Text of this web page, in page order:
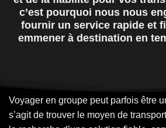
c’est pourquoi nous nous
fournir un service rapide et
emmener à destination en
Voyager en groupe peut parfois être
s’agit de trouver le moyen de